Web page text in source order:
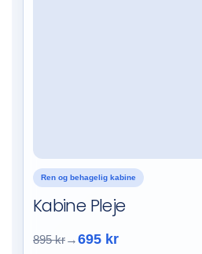
Ren og behagelig kabine
Kabine Pleje
895 kr→695 kr